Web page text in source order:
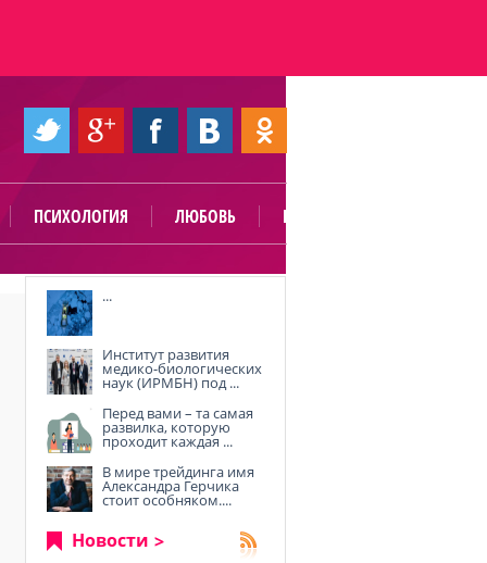
ПСИХОЛОГИЯ ЛЮБОВЬ ПОЛЕЗНО
...
Институт развития
медико-биологических
наук (ИРМБН) под ...
Перед вами – та самая
развилка, которую
проходит каждая ...
В мире трейдинга имя
Александра Герчика
стоит особняком....
Новости